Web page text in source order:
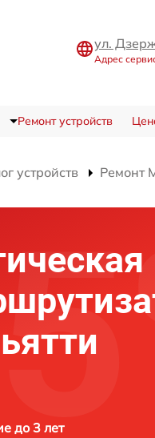
ул.
Адрес
Ремонт устройств
устройств Ремонт
до 3 лет